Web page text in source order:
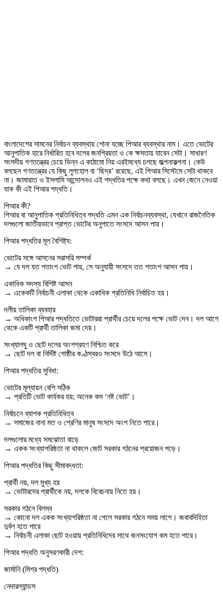
বাংলাদেশের সামনের নির্বাচন ব্যবস্থায় শোনা যচ্ছে পিআর ব্যবস্থার নাম। এতে ভোটের
আনুপাতিক হারে নির্ধারিত হবে দলের জনপ্রিয়তা ও কে ক্ষমতায় যাবেন সেটা। সাধারণ
সংসদীয় গণতন্ত্রের চেয়ে ভিন্ন এ কাঠামো নিয় এরইমধ্যে চলছে জল্পনাকল্পনা। কেউ
বলছেন গণতন্ত্রের যে কিছু লুপহোল বা ‘ছিদ্র’ রয়েছে, এই পিআর সিস্টেমে সেটা থাকবে
না। জামায়াত ও ইসলামি আন্দোলনও এই পদ্ধতির পক্ষে কথা বলছে। এখন জেনে নেওয়া
যাক কী এই পিআর পদ্ধতি।
পিআর কী?
পিআর বা আনুপাতিক প্রতিনিধিত্ব পদ্ধতি এমন এক নির্বাচনব্যবস্থা, যেখানে রাজনৈতিক
দলগুলো জাতীয়ভাবে প্রাপ্ত ভোটের অনুপাতে সংসদে আসন পায়।
পিআর পদ্ধতির মূল বৈশিষ্ট্য:
ভোটের সঙ্গে আসনের সরাসরি সম্পর্ক
→ যে দল যত শতাংশ ভোট পায়, সে অনুযায়ী সংসদে তত শতাংশ আসন পায়।
একাধিক সদস্য বিশিষ্ট আসন
→ একেকটি নির্বাচনী এলাকা থেকে একাধিক প্রতিনিধি নির্বাচিত হয়।
দলীয় তালিকা ব্যবহার
→ অধিকাংশ পিআর পদ্ধতিতে ভোটাররা প্রার্থীর চেয়ে দলের পক্ষে ভোট দেন। দল আগে
থেকে একটি প্রার্থী তালিকা জমা দেয়।
সংখ্যালঘু ও ছোট দলের অংশগ্রহণ নিশ্চিত করে
→ ছোট দল বা নির্দিষ্ট গোষ্ঠীর কণ্ঠস্বরও সংসদে উঠে আসে।
পিআর পদ্ধতির সুবিধা:
ভোটের মূল্যায়ন বেশি সঠিক
→ প্রতিটি ভোট কার্যকর হয়; অনেক কম ‘নষ্ট ভোট’।
নির্বাচনে ব্যাপক প্রতিনিধিত্ব
→ সমাজের নানা মত ও শ্রেণির মানুষ সংসদে অংশ নিতে পারে।
দলগুলোর মধ্যে সমঝোতা বাড়ে
→ একক সংখ্যাগরিষ্ঠতা না থাকলে জোট সরকার গঠনের প্রয়োজন পড়ে।
পিআর পদ্ধতির কিছু সীমাবদ্ধতা:
প্রার্থী নয়, দল মুখ্য হয়
→ ভোটারদের প্রার্থীকে নয়, দলকে বিবেচনায় নিতে হয়।
সরকার গঠনে বিলম্ব
→ কোনো দল একক সংখ্যাগরিষ্ঠতা না পেলে সরকার গঠনে সময় লাগে। জবাবদিহিতা
দুর্বল হতে পারে
→ নির্বাচনী এলাকা ছোট হওয়ায় প্রতিনিধিদের সাথে জনসংযোগ কম হতে পারে।
পিআর পদ্ধতি অনুসরণকারী দেশ:
জার্মানি (মিশ্র পদ্ধতি)
নেদারল্যান্ডস